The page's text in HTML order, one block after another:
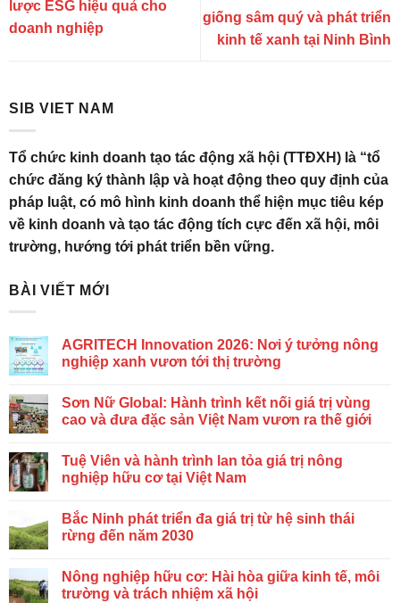
lược ESG hiệu quả cho
doanh nghiệp
giống sâm quý và phát triển
kinh tế xanh tại Ninh Bình
SIB VIET NAM
Tổ chức kinh doanh tạo tác động xã hội (TTĐXH) là “tổ
chức đăng ký thành lập và hoạt động theo quy định của
pháp luật, có mô hình kinh doanh thể hiện mục tiêu kép
về kinh doanh và tạo tác động tích cực đến xã hội, môi
trường, hướng tới phát triển bền vững.
BÀI VIẾT MỚI
AGRITECH Innovation 2026: Nơi ý tưởng nông
nghiệp xanh vươn tới thị trường
Sơn Nữ Global: Hành trình kết nối giá trị vùng
cao và đưa đặc sản Việt Nam vươn ra thế giới
Tuệ Viên và hành trình lan tỏa giá trị nông
nghiệp hữu cơ tại Việt Nam
Bắc Ninh phát triển đa giá trị từ hệ sinh thái
rừng đến năm 2030
Nông nghiệp hữu cơ: Hài hòa giữa kinh tế, môi
trường và trách nhiệm xã hội